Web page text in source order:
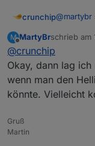
crunchip@martybr
sehe
korrekt,
gesteuert
entfallen
M MartyBrschrieb am
zuletzt
@crunchip
Okay, dann lag
wenn man den
könnte. Vielleicht
Gruß
Martin